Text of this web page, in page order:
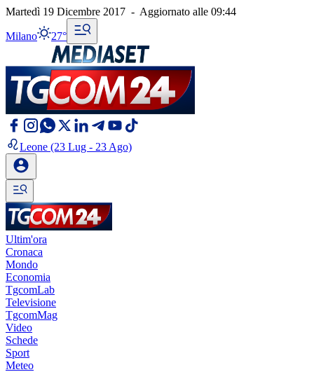
Martedì 19 Dicembre 2017 - Aggiornato alle 09:44
Milano 27°
Leone (23 Lug - 23 Ago)
Ultim'ora
Cronaca
Mondo
Economia
TgcomLab
Televisione
TgcomMag
Video
Schede
Sport
Meteo